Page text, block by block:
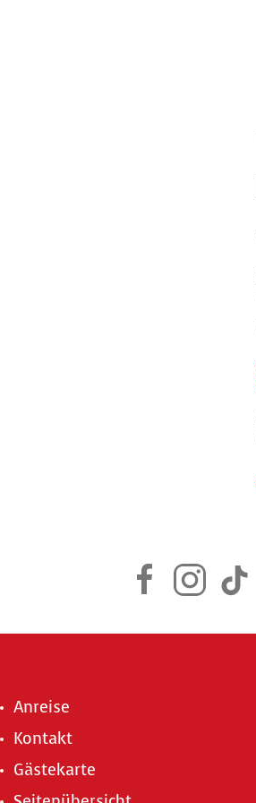
Anreise
Kontakt
Gästekarte